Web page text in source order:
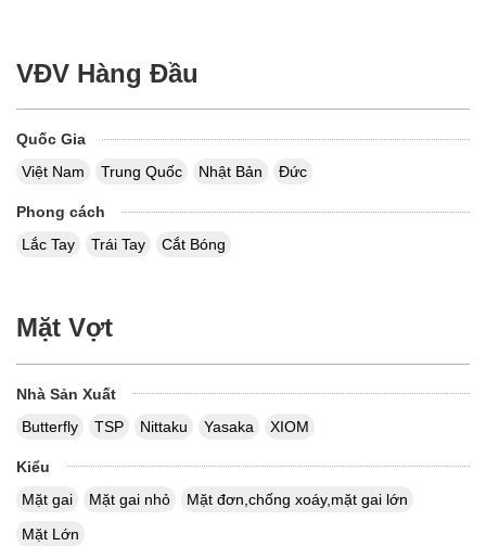
VĐV Hàng Đầu
Quốc Gia
Việt Nam
Trung Quốc Nhật Bản Đức
Phong cách
Lắc Tay
Trái Tay Cắt Bóng
Mặt Vợt
Nhà Sản Xuất
Butterfly
TSP Nittaku Yasaka XIOM
Kiểu
Mặt gai
Mặt gai nhỏ
Mặt đơn,chống xoáy,mặt gai lớn
Mặt Lớn